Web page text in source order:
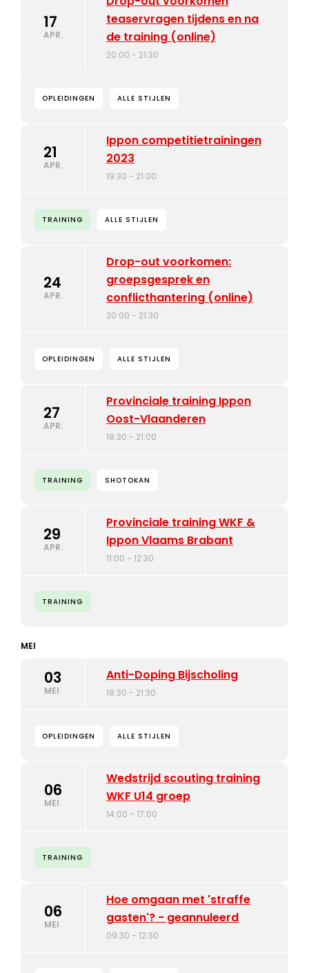
17
APR.
teaservragen tijdens en na
de training (online)
20:00 - 21:30
OPLEIDINGEN ALLE STIJLEN
21
APR.
Ippon competitietrainingen
2023
19:30 - 21:00
TRAINING ALLE STIJLEN
24
APR.
Drop-out voorkomen:
groepsgesprek en
conflicthantering (online)
20:00 - 21:30
OPLEIDINGEN ALLE STIJLEN
27
APR.
Provinciale training Ippon
Oost-Vlaanderen
19:30 - 21:00
TRAINING SHOTOKAN
29
APR.
Provinciale training WKF &
Ippon Vlaams Brabant
11:00 - 12:30
TRAINING
MEI
03
MEI
Anti-Doping Bijscholing
19:30 - 21:30
OPLEIDINGEN ALLE STIJLEN
06
MEI
Wedstrijd scouting training
WKF U14 groep
14:00 - 17:00
TRAINING
06
MEI
Hoe omgaan met 'straffe
gasten'? - geannuleerd
09:30 - 12:30